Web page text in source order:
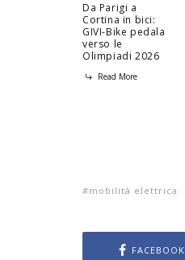
Da Parigi a
Cortina in bici:
GIVI-Bike pedala
verso le
Olimpiadi 2026
Read More
mobilità elettrica
FACEBOOK